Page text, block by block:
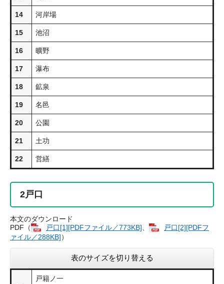
14 河岸場
15 池沼
16 曠野
17 瀑布
18 鉱泉
19 名邑
20 公園
21 土功
22 営繕
2戸口
本文のダウンロード
PDF（
戸口​[1][PDFファイル／773KB]
戸口​[2][PDFフ
ァイル／288KB]）
表のサイズを切り替える
戸籍ノ一